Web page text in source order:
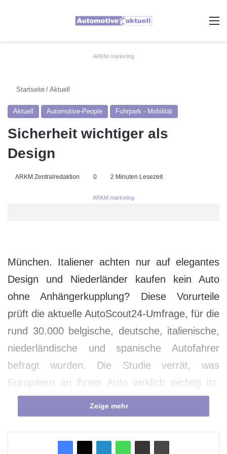
ARKM.marketing
Startseite / Aktuell
Aktuell Automotive-People Fuhrpark - Mobilität
Sicherheit wichtiger als
Design
ARKM Zentralredaktion 0 2 Minuten Lesezeit
ARKM.marketing
München. Italiener achten nur auf elegantes
Design und Niederländer kaufen kein Auto
ohne Anhängerkupplung? Diese Vorurteile
prüft die aktuelle AutoScout24-Umfrage, für die
rund 30.000 belgische, deutsche, italienische,
niederländische und spanische Autofahrer
befragt wurden. Die Studie verrät, was
Europäern an ihrem Auto wirklich wichtig ist.
Sicherheit steht bei ihnen an erster Stelle,
noch vor dem Design (auch bei den Italienern,
denen das Design im Ländervergleich mit 57
Zeige mehr